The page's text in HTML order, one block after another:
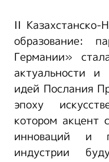
II
образование:
Германии»
актуальности и
идей Послания
эпоху
котором акцент
инноваций и
индустрии